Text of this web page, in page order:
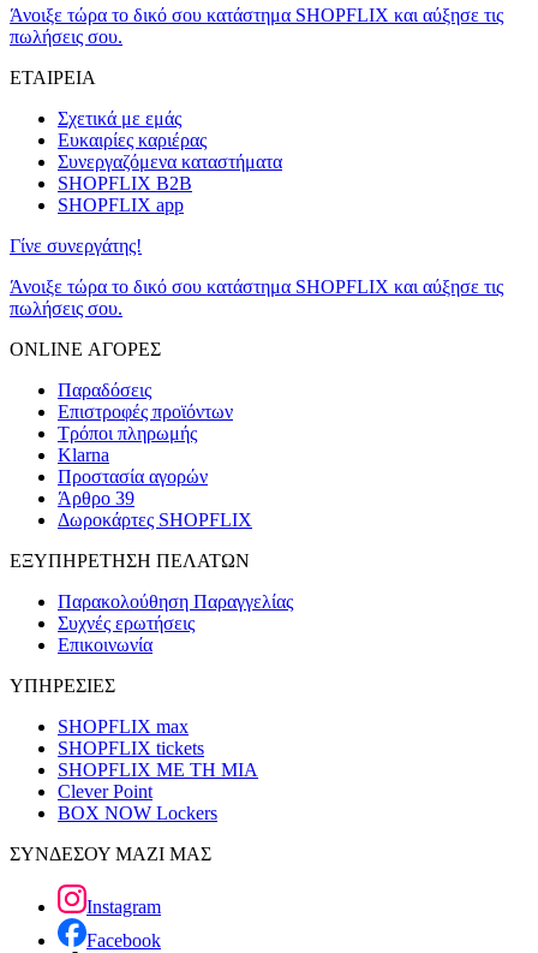
Άνοιξε τώρα το δικό σου κατάστημα SHOPFLIX και αύξησε τις
πωλήσεις σου.
ΕΤΑΙΡΕΙΑ
Σχετικά με εμάς
Ευκαιρίες καριέρας
Συνεργαζόμενα καταστήματα
SHOPFLIX B2B
SHOPFLIX app
Γίνε συνεργάτης!
Άνοιξε τώρα το δικό σου κατάστημα SHOPFLIX και αύξησε τις
πωλήσεις σου.
ONLINE ΑΓΟΡΕΣ
Παραδόσεις
Επιστροφές προϊόντων
Τρόποι πληρωμής
Klarna
Προστασία αγορών
Άρθρο 39
Δωροκάρτες SHOPFLIX
ΕΞΥΠΗΡΕΤΗΣΗ ΠΕΛΑΤΩΝ
Παρακολούθηση Παραγγελίας
Συχνές ερωτήσεις
Επικοινωνία
ΥΠΗΡΕΣΙΕΣ
SHOPFLIX max
SHOPFLIX tickets
SHOPFLIX ΜΕ ΤΗ ΜΙΑ
Clever Point
BOX NOW Lockers
ΣΥΝΔΕΣΟΥ ΜΑΖΙ ΜΑΣ
Instagram
Facebook